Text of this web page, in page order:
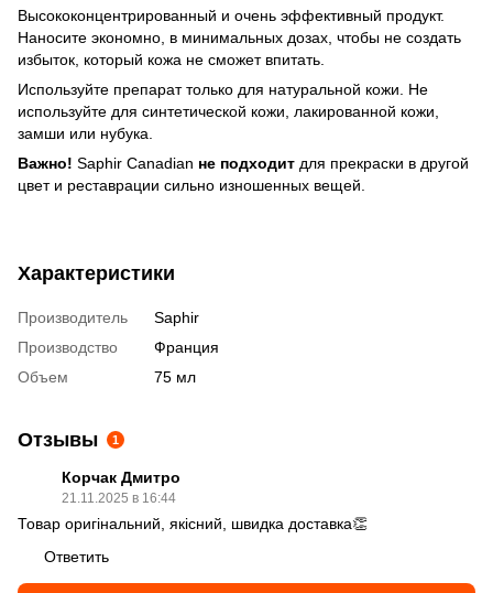
Высококонцентрированный и очень эффективный продукт.
Наносите экономно, в минимальных дозах, чтобы не создать
избыток, который кожа не сможет впитать.
Используйте препарат только для натуральной кожи. Не
используйте для синтетической кожи, лакированной кожи,
замши или нубука.
Важно! Saphir Canadian не подходит для прекраски в другой
цвет и реставрации сильно изношенных вещей.
Характеристики
Производитель
Saphir
Производство
Франция
Объем
75 мл
Отзывы 1
Корчак Дмитро
21.11.2025 в 16:44
Товар оригінальний, якісний, швидка доставка👏
Ответить